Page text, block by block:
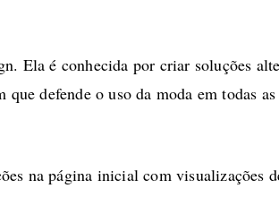
Ela é conhecida por criar soluções
defende o uso da moda em todas
na página inicial com visualizações